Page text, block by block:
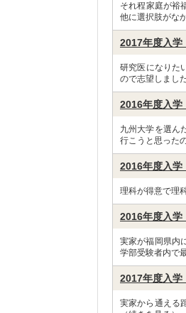
それ程家庭が裕
他に選択肢がな
2017年度入学
研究医になりた
ので志望しまし
2016年度入学
九州大学を選ん
行こうと思った
2016年度入学
理科が得意で理
2016年度入学
実家が福岡県内
学部受験者内で
2017年度入学
実家から通える